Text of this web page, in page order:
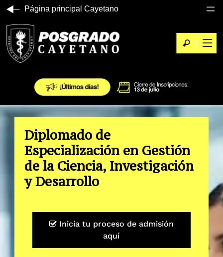
Página principal Cayetano
Diplomado de
Especialización en Gestión
de la Ciencia, Investigación
y Desarrollo
Inicia tu proceso de admisión
aquí